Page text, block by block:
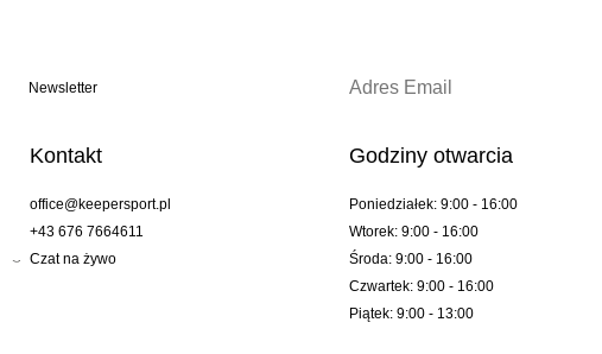
Newsletter
Kontakt
office@keepersport.pl
+43 676 7664611
Czat na żywo
Godziny otwarcia
Poniedziałek: 9:00 - 16:00
Wtorek: 9:00 - 16:00
Środa: 9:00 - 16:00
Czwartek: 9:00 - 16:00
Piątek: 9:00 - 13:00